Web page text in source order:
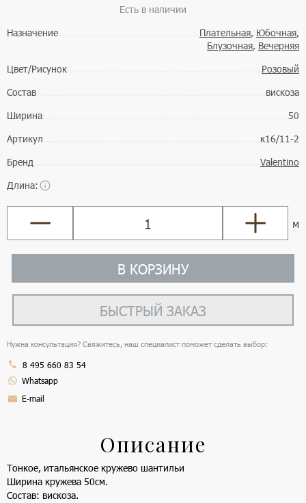
Есть в наличии
Назначение
Плательная, Юбочная,
Блузочная, Вечерняя
Цвет/Рисунок
Розовый
Состав
вискоза
Ширина
50
Артикул
к16/11-2
Бренд
Valentino
Длина:
м
В КОРЗИНУ
БЫСТРЫЙ ЗАКАЗ
Нужна консультация? Свяжитесь, наш специалист поможет сделать выбор:
8 495 660 83 54
Whatsapp
E-mail
Описание
Тонкое, итальянское кружево шантильи
Ширина кружева 50см.
Состав: вискоза.